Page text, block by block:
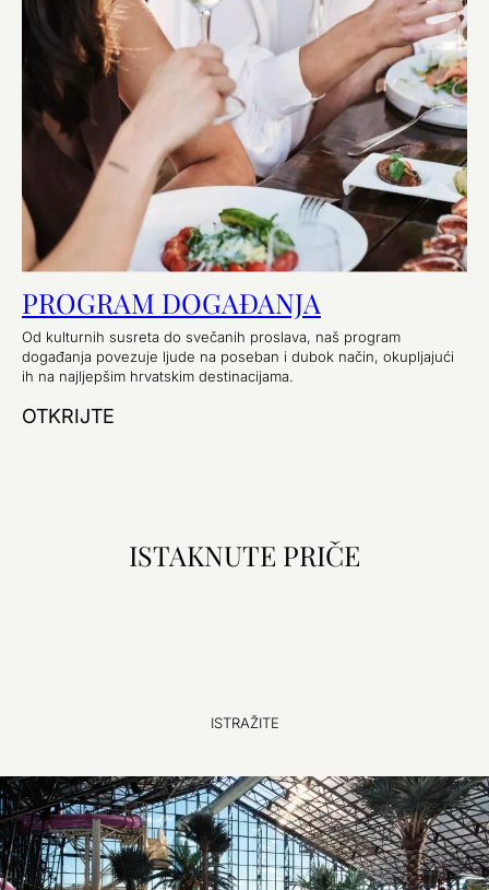
PROGRAM DOGAĐANJA
Od kulturnih susreta do svečanih proslava, naš program
događanja povezuje ljude na poseban i dubok način, okupljajući
ih na najljepšim hrvatskim destinacijama.
OTKRIJTE
ISTAKNUTE PRIČE
ISTRAŽITE